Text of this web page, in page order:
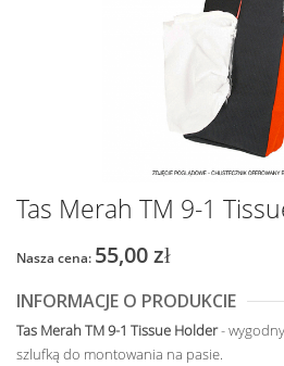
Tas Merah TM 9-1
Nasza cena: 55,00 zł
INFORMACJE O PRODUKCIE
Tas Merah TM 9-1 Tissue Holder-
szlufką do montowania na pasie.